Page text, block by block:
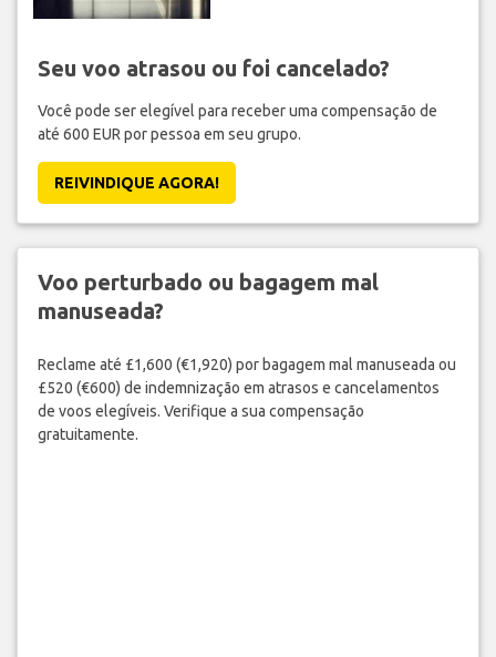
Seu voo atrasou ou foi cancelado?
Você pode ser elegível para receber uma compensação de
até 600 EUR por pessoa em seu grupo.
REIVINDIQUE AGORA!
Voo perturbado ou bagagem mal
manuseada?
Reclame até £1,600 (€1,920) por bagagem mal manuseada ou
£520 (€600) de indemnização em atrasos e cancelamentos
de voos elegíveis. Verifique a sua compensação
gratuitamente.